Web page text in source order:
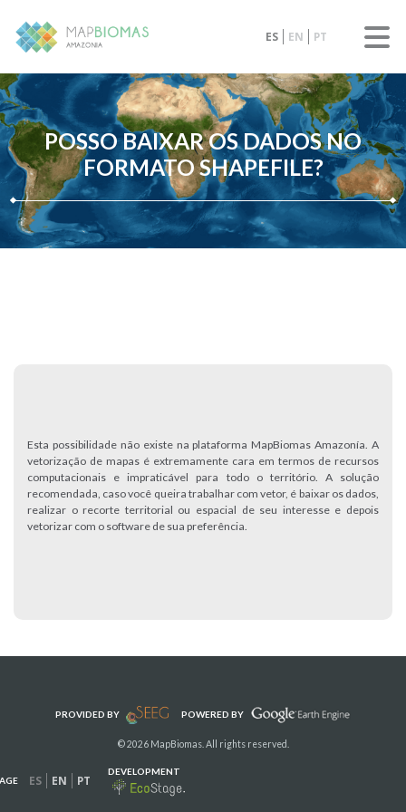
ES EN PT
POSSO BAIXAR OS DADOS NO
FORMATO SHAPEFILE?
Esta possibilidade não existe na plataforma MapBiomas Amazonía. A
vetorização de mapas é extremamente cara em termos de recursos
computacionais e impraticável para todo o território. A solução
recomendada, caso você queira trabalhar com vetor, é baixar os dados,
realizar o recorte territorial ou espacial de seu interesse e depois
vetorizar com o software de sua preferência.
PROVIDED BY POWERED BY
© 2026 MapBiomas. All rights reserved.
ES EN PT
DEVELOPMENT